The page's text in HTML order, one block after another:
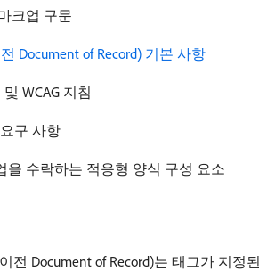
크업 구문
Document of Record) 기본 사항
WCAG 지침
구 사항
을 수락하는 적응형 양식 구성 요소
이전 Document of Record)는 태그가 지